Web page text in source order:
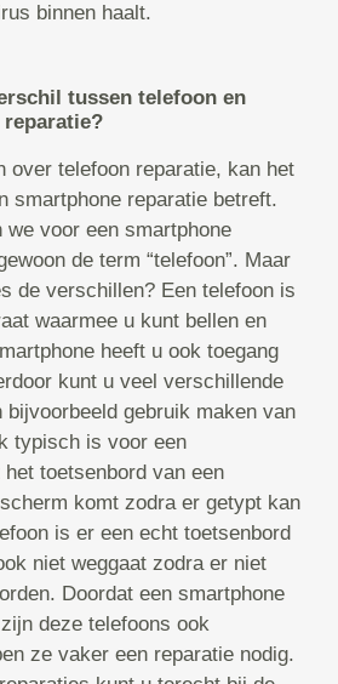
binnen haalt.
tussen telefoon en
over telefoon reparatie, kan het
smartphone reparatie betreft.
we voor een smartphone
de term “telefoon”. Maar
de verschillen? Een telefoon is
waarmee u kunt bellen en
heeft u ook toegang
kunt u veel verschillende
bijvoorbeeld gebruik maken van
typisch is voor een
toetsenbord van een
komt zodra er getypt kan
is er een echt toetsenbord
niet weggaat zodra er niet
Doordat een smartphone
deze telefoons ook
ze vaker een reparatie nodig.